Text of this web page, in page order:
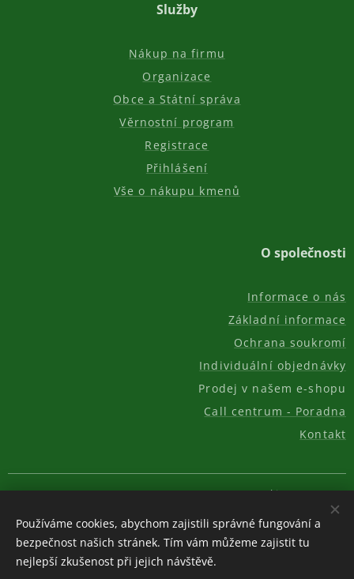
Služby
Nákup na firmu
Organizace
Obce a Státní správa
Věrnostní program
Registrace
Přihlášení
Vše o nákupu kmenů
O společnosti
Informace o nás
Základní informace
Ochrana soukromí
Individuální objednávky
Prodej v našem e-shopu
Call centrum - Poradna
Kontakt
© 2011-2026, AKC REAL GROUP s.r.o. Cookies
Měna
CZK Kč
EUR € USD $
Používáme cookies, abychom zajistili správné fungování a
bezpečnost našich stránek. Tím vám můžeme zajistit tu
nejlepší zkušenost při jejich návštěvě.